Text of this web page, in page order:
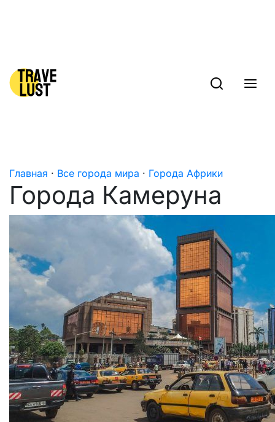
Главная · Все города мира · Города Африки
Города Камеруна